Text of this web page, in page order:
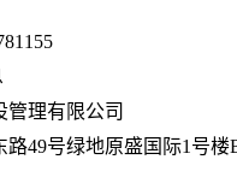
管理有限公司
路49号绿地原盛国际1号楼